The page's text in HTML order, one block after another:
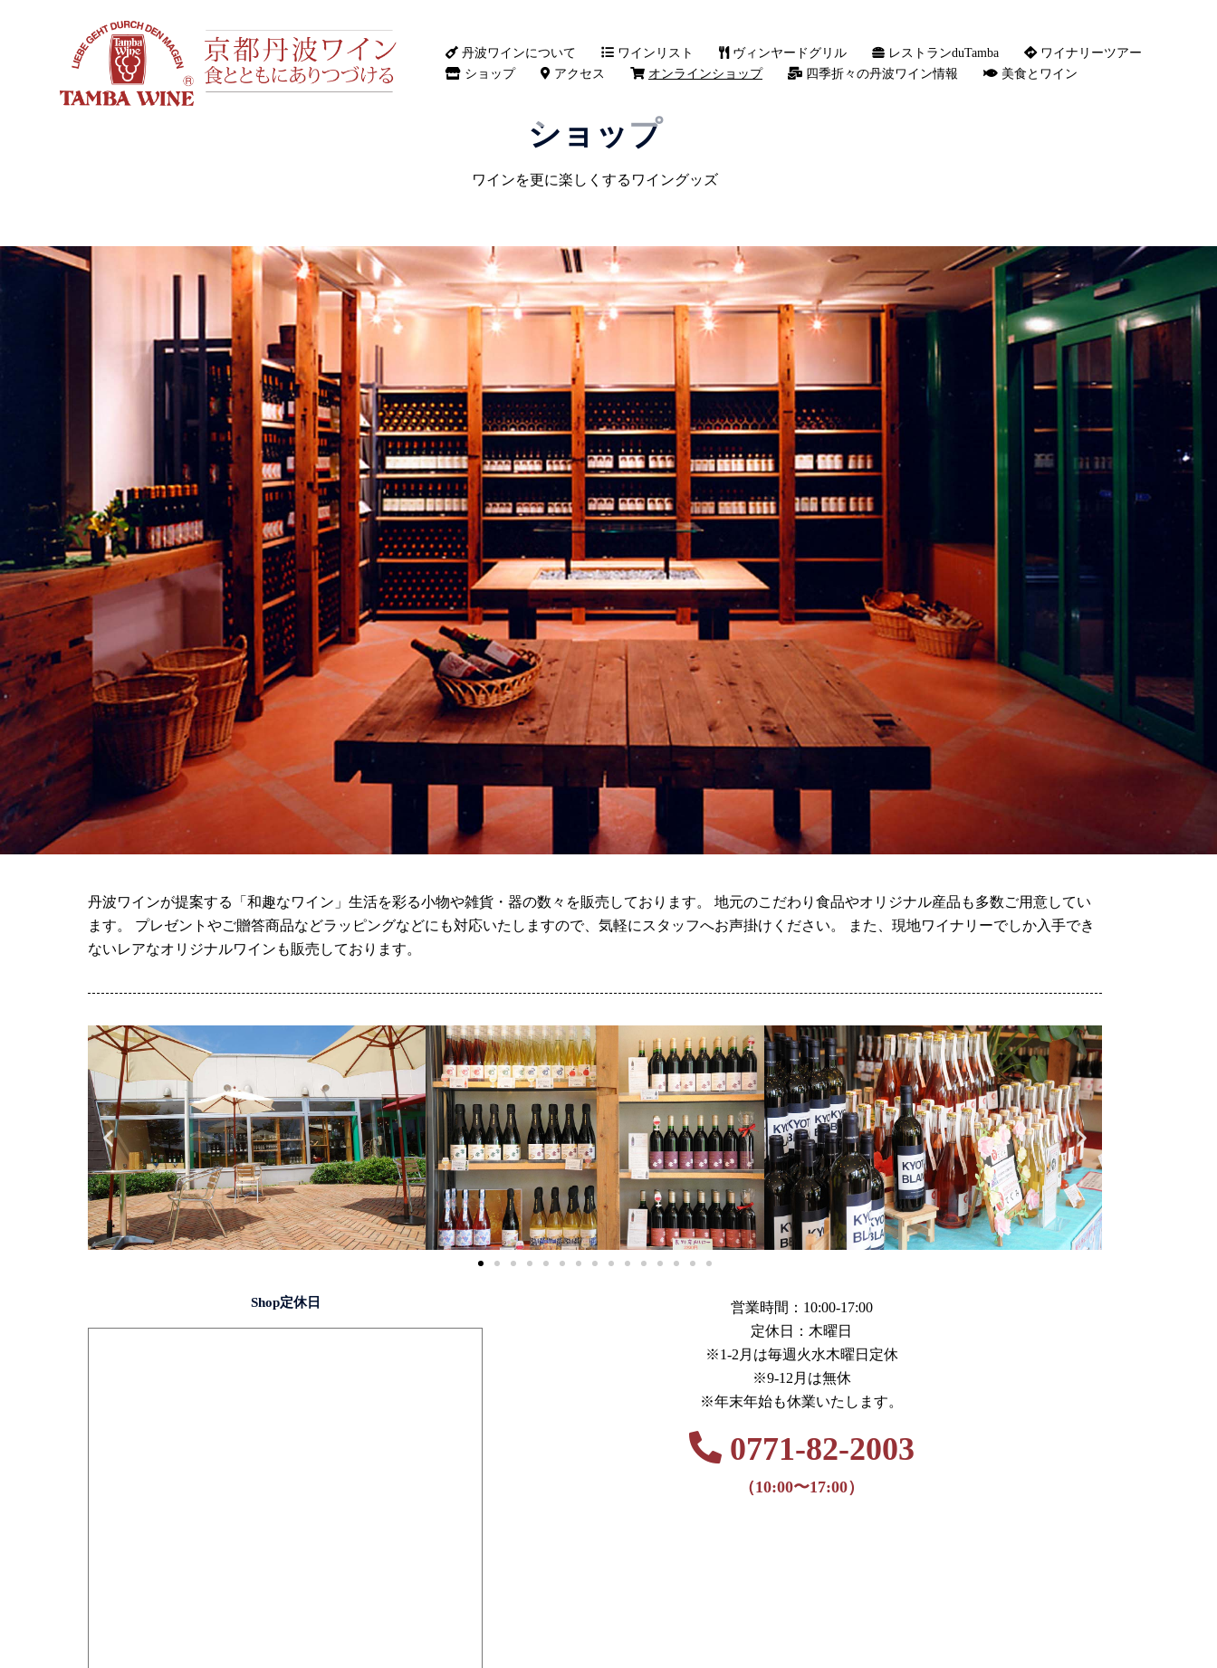
丹波ワインについて ワインリスト ヴィンヤードグリル レストランduTamba
ワイナリーツアー
ショップ
アクセス オンラインショップ 四季折々の丹波ワイン情報 美食とワイン
ショップ
ワインを更に楽しくするワイングッズ
丹波ワインが提案する「和趣なワイン」生活を彩る小物や雑貨・器の数々を販売しております。 地元のこだわり食品やオリジナル産品も多数ご用意してい
ます。 プレゼントやご贈答商品などラッピングなどにも対応いたしますので、気軽にスタッフへお声掛けください。 また、現地ワイナリーでしか入手でき
ないレアなオリジナルワインも販売しております。
Shop定休日
営業時間：10:00-17:00
定休日：木曜日
※1-2月は毎週火水木曜日定休
※9-12月は無休
※年末年始も休業いたします。
0771-82-2003
（10:00〜17:00）